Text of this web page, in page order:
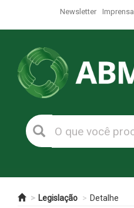
Newsletter Imprensa
Legislação Detalhe